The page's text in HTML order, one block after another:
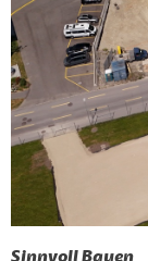
Sinnvoll Bauen